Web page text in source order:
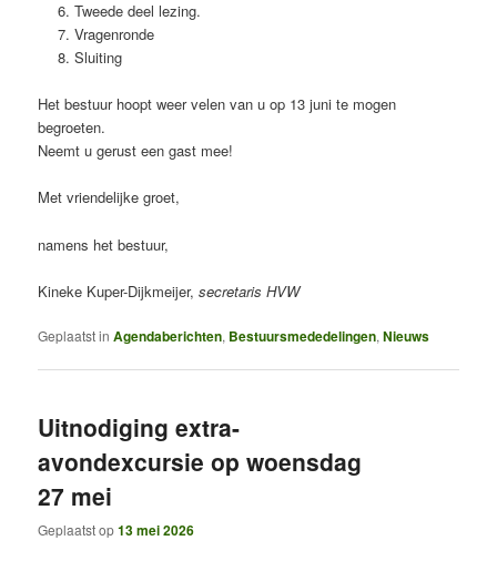
Tweede deel lezing.
Vragenronde
Sluiting
Het bestuur hoopt weer velen van u op 13 juni te mogen
begroeten.
Neemt u gerust een gast mee!
Met vriendelijke groet,
namens het bestuur,
Kineke Kuper-Dijkmeijer,secretaris HVW
Geplaatst in Agendaberichten, Bestuursmededelingen,Nieuws
Uitnodiging extra-
avondexcursie op woensdag
27 mei
Geplaatst op13 mei 2026